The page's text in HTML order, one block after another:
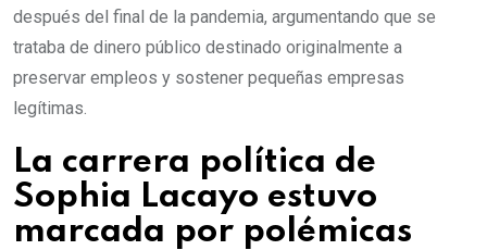
después del final de la pandemia, argumentando que se
trataba de dinero público destinado originalmente a
preservar empleos y sostener pequeñas empresas
legítimas.
La carrera política de
Sophia Lacayo estuvo
marcada por polémicas